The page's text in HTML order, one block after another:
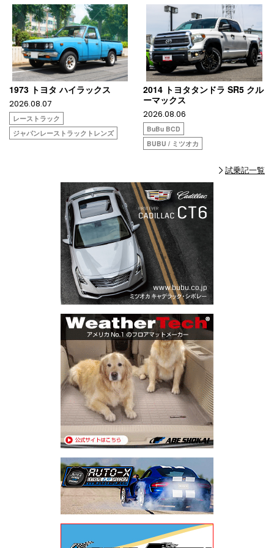
1973 トヨタ ハイラックス
2026.08.07
レーストラック
ジャパンレーストラックトレンズ
2014 トヨタタンドラ SR5 クル
ーマックス
2026.08.06
BuBu BCD
BUBU / ミツオカ
試乗記一覧